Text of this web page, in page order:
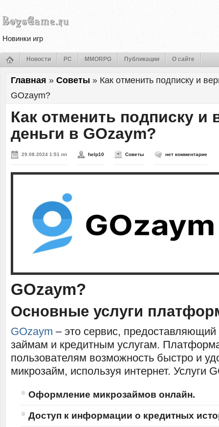
Новинки игр
Новости PC MMORPG Публикации О сайте
Главная » Советы » Как отменить подписку и
GOzaym?
Как отменить подписку и
деньги в GOzaym?
29.08.2024 1:51 пп help10 Советы нет комментарие
GOzaym?
Основные услуги
GOzaym – это сервис, предоставляющий
займам и кредитным услугам.
пользователям возможность быстро и
микрозайм, используя интернет. Услуги
Оформление микрозаймов онлайн.
Доступ к информации о кредитных